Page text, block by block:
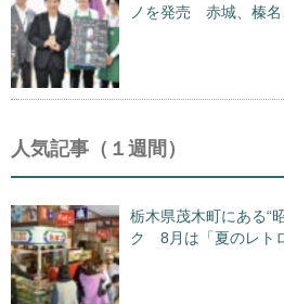
ノを発売 赤城、榛名
人気記事（１週間）
栃木県茂木町にある“
ク 8月は「夏のレト